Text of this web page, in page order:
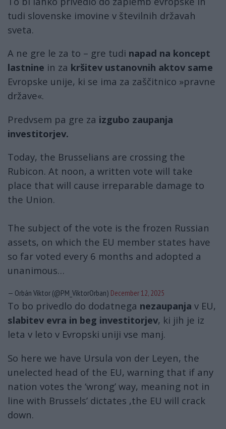
tudi slovenske imovine v številnih državah
sveta.
A ne gre le za to – gre tudi napad na koncept
lastnine in za kršitev ustanovnih aktov same
Evropske unije, ki se ima za zaščitnico »pravne
države«.
Predvsem pa gre za izgubo zaupanja
investitorjev.
Today, the Brusselians are crossing the
Rubicon. At noon, a written vote will take
place that will cause irreparable damage to
the Union.
The subject of the vote is the frozen Russian
assets, on which the EU member states have
so far voted every 6 months and adopted a
unanimous…
— Orbán Viktor (@PM_ViktorOrban) December 12, 2025
To bo privedlo do dodatnega nezaupanja v EU,
slabitev evra in beg investitorjev, ki jih je iz
leta v leto v Evropski uniji vse manj.
So here we have Ursula von der Leyen, the
unelected head of the EU, warning that if any
nation votes the ‘wrong’ way, meaning not in
line with Brussels’ dictates ,the EU will crack
down.